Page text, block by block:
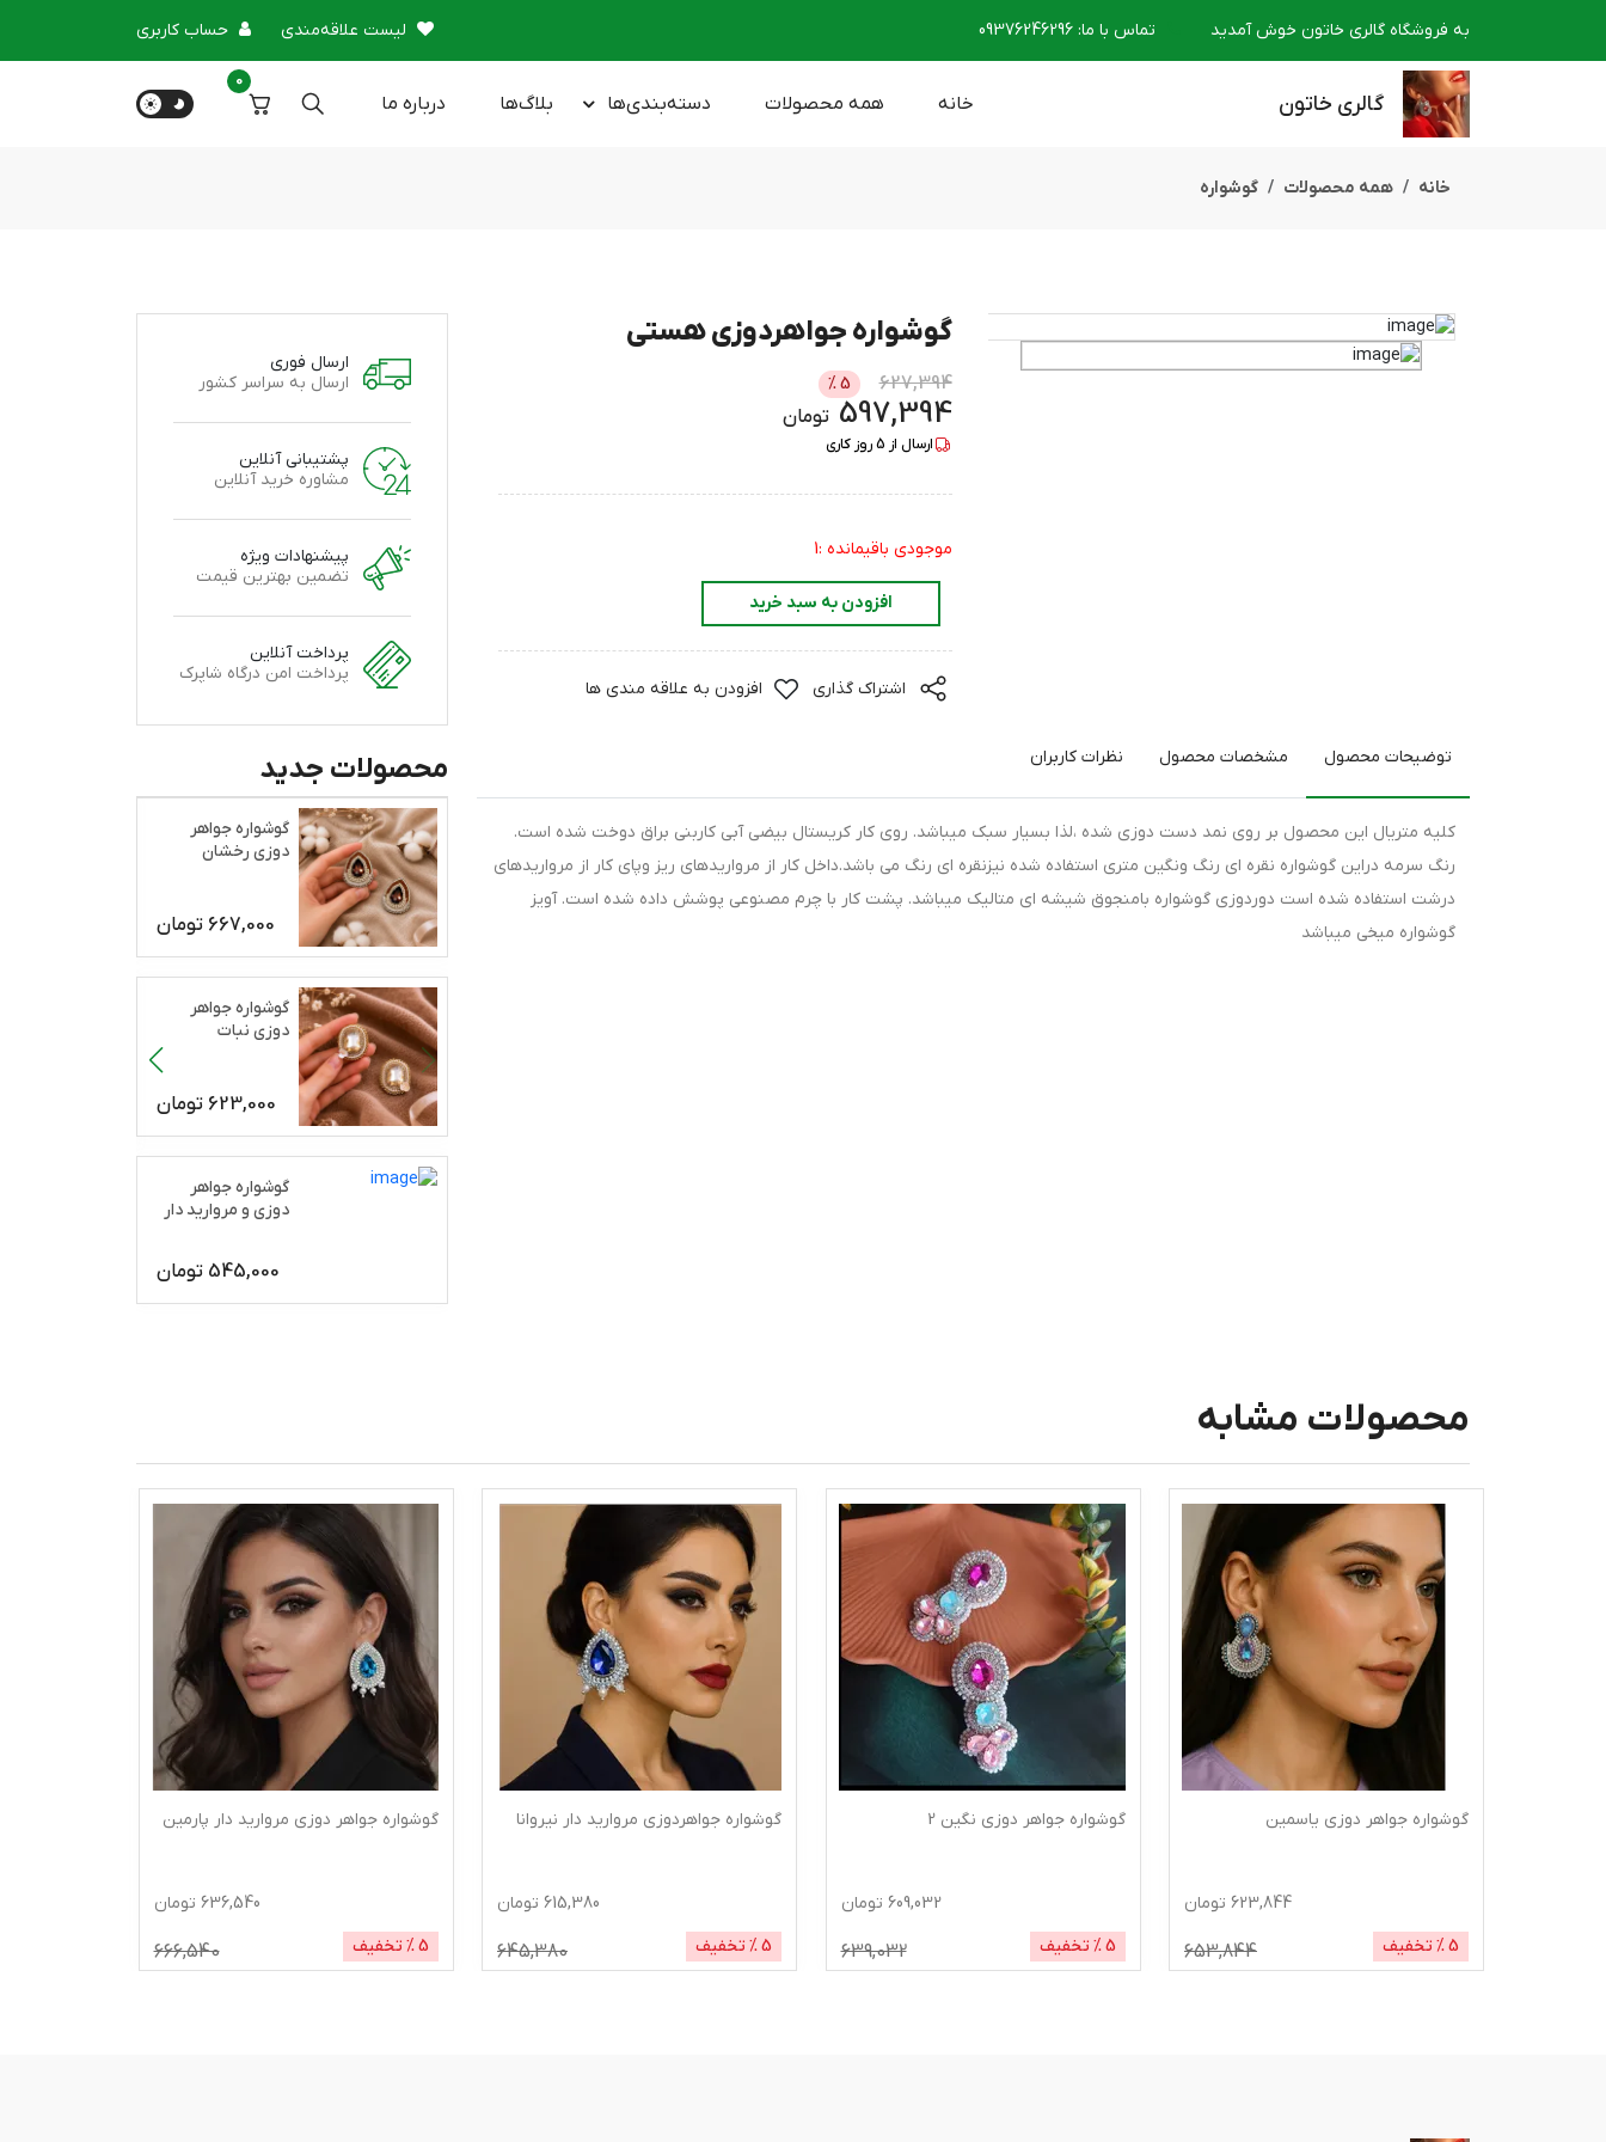
به فروشگاه گالری خاتون خوش آمدید تماس با ما:
09376246296 لیست علاقه‌مندی حساب کاربری
گالری خاتون خانه همه محصولات دسته‌بندی‌ها بلاگ‌ها درباره‌ ما
0
خانه همه محصولات گوشواره
گوشواره جواهردوزی هستی
627,394
5
%
597,394 تومان
ارسال از 5روز کاری
موجودی باقیمانده :1
افزودن به سبد خرید
اشتراک گذاری افزودن به علاقه مندی ها
توضیحات محصول مشخصات محصول نظرات کاربران
کلیه متریال این محصول بر روی نمد دست دوزی شده ،لذا بسیار سبک میباشد. روی کار کریستال بیضی آبی کاربنی براق دوخت شده است.
رنگ سرمه دراین گوشواره نقره ای رنگ ونگین متری استفاده شده نیزنقره ای رنگ می باشد.داخل کار از مرواریدهای ریز وپای کار از مرواریدهای
درشت استفاده شده است دوردوزی گوشواره بامنجوق شیشه ای متالیک میباشد. پشت کار با چرم مصنوعی پوشش داده شده است. آویز
گوشواره میخی میباشد
ارسال فوری
ارسال به سراسر کشور
پشتیبانی آنلاین
مشاوره خرید آنلاین
پیشنهادات ویژه
تضمین بهترین قیمت
پرداخت آنلاین
پرداخت امن درگاه شاپرک
محصولات جدید
گوشواره جواهر
دوزی رخشان
667,000 تومان
گوشواره جواهر
دوزی نبات
623,000 تومان
گوشواره جواهر
دوزی و مروارید دار
545,000 تومان
محصولات مشابه
گوشواره جواهر دوزی یاسمین
623,844 تومان
5% تخفیف 653,844
گوشواره جواهر دوزی نگین 2
609,032 تومان
5% تخفیف 639,032
گوشواره جواهردوزی مروارید دار نیروانا
615,380 تومان
5% تخفیف 645,380
گوشواره جواهر دوزی مروارید دار پارمین
636,540 تومان
5% تخفیف 666,540